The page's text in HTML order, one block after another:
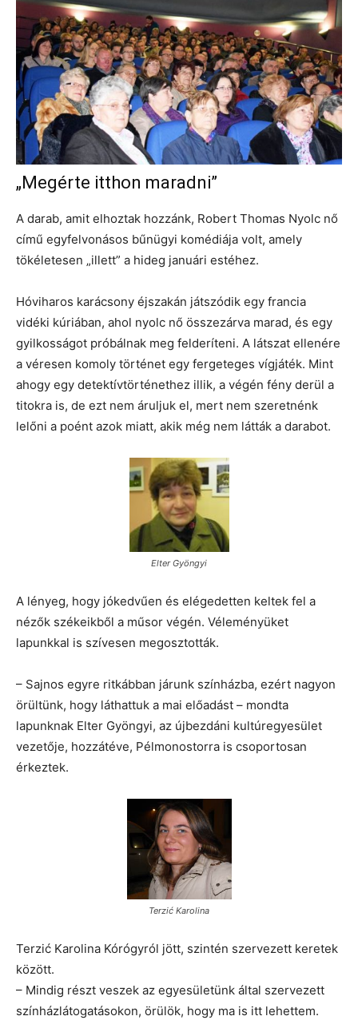
„Megérte itthon maradni”
A darab, amit elhoztak hozzánk, Robert Thomas Nyolc nő
című egyfelvonásos bűnügyi komédiája volt, amely
tökéletesen „illett” a hideg januári estéhez.
Hóviharos karácsony éjszakán játszódik egy francia
vidéki kúriában, ahol nyolc nő összezárva marad, és egy
gyilkosságot próbálnak meg felderíteni. A látszat ellenére
a véresen komoly történet egy fergeteges vígjáték. Mint
ahogy egy detektívtörténethez illik, a végén fény derül a
titokra is, de ezt nem áruljuk el, mert nem szeretnénk
lelőni a poént azok miatt, akik még nem látták a darabot.
Elter Gyöngyi
A lényeg, hogy jókedvűen és elégedetten keltek fel a
nézők székeikből a műsor végén. Véleményüket
lapunkkal is szívesen megosztották.
– Sajnos egyre ritkábban járunk színházba, ezért nagyon
örültünk, hogy láthattuk a mai előadást – mondta
lapunknak Elter Gyöngyi, az újbezdáni kultúregyesület
vezetője, hozzátéve, Pélmonostorra is csoportosan
érkeztek.
Terzić Karolina
Terzić Karolina Kórógyról jött, szintén szervezett keretek
között.
– Mindig részt veszek az egyesületünk által szervezett
színházlátogatásokon, örülök, hogy ma is itt lehettem.